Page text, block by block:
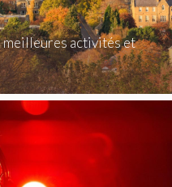
meilleures activités et